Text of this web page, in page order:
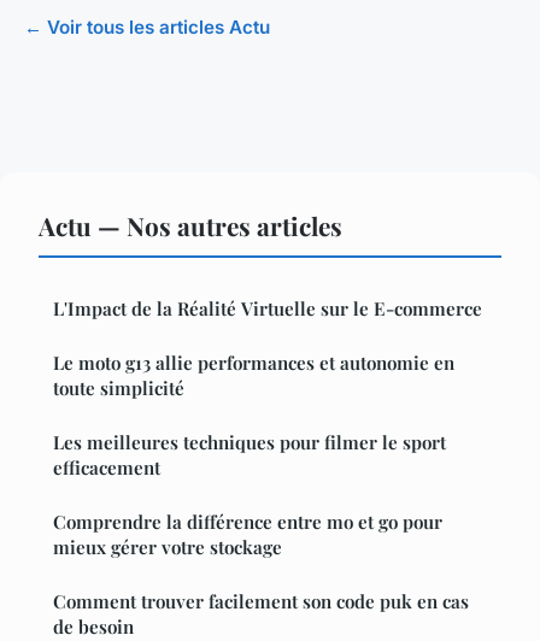
← Voir tous les articles Actu
Actu — Nos autres articles
L'Impact de la Réalité Virtuelle sur le E-commerce
Le moto g13 allie performances et autonomie en
toute simplicité
Les meilleures techniques pour filmer le sport
efficacement
Comprendre la différence entre mo et go pour
mieux gérer votre stockage
Comment trouver facilement son code puk en cas
de besoin